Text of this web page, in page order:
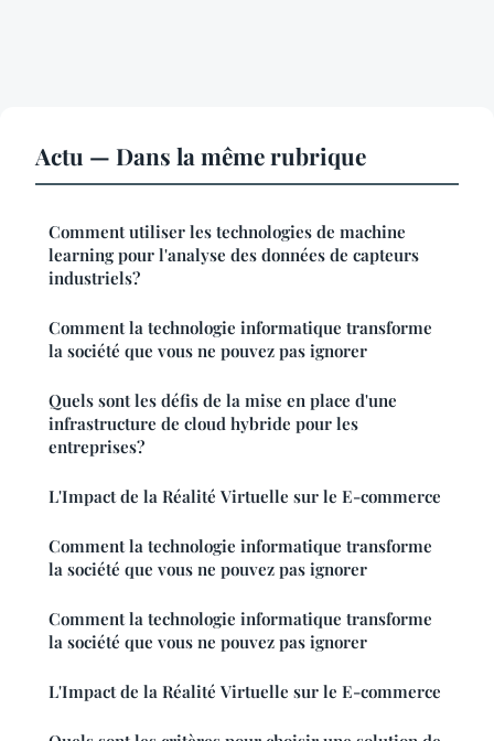
Actu — Dans la même rubrique
Comment utiliser les technologies de machine
learning pour l'analyse des données de capteurs
industriels?
Comment la technologie informatique transforme
la société que vous ne pouvez pas ignorer
Quels sont les défis de la mise en place d'une
infrastructure de cloud hybride pour les
entreprises?
L'Impact de la Réalité Virtuelle sur le E-commerce
Comment la technologie informatique transforme
la société que vous ne pouvez pas ignorer
Comment la technologie informatique transforme
la société que vous ne pouvez pas ignorer
L'Impact de la Réalité Virtuelle sur le E-commerce